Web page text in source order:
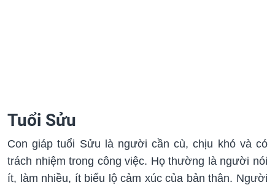
Tuổi Sửu
Con giáp tuổi Sửu là người cần cù, chịu khó và có
trách nhiệm trong công việc. Họ thường là người nói
ít, làm nhiều, ít biểu lộ cảm xúc của bản thân. Người